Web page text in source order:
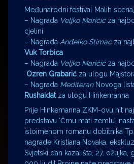
Međunarodni festival Malih
– Nagrada Veljko Maričićza
cjelini
– Nagrada Anđelko Štimacza
Vuk Torbica
– Nagrada Veljko Maričićza
Ozren Grabarić za ulogu
– Nagrada MediteranNovoga
Rushaidatza ulogu Hinkemanna
Prije Hinkemanna ZKM-ovu hit
predstavu ‘Črnu mati zemlu’,
istoimenom romanu dobitnika
nagrade Kristiana Novaka,
Svjetski dan kazališta, 27. ožujka,